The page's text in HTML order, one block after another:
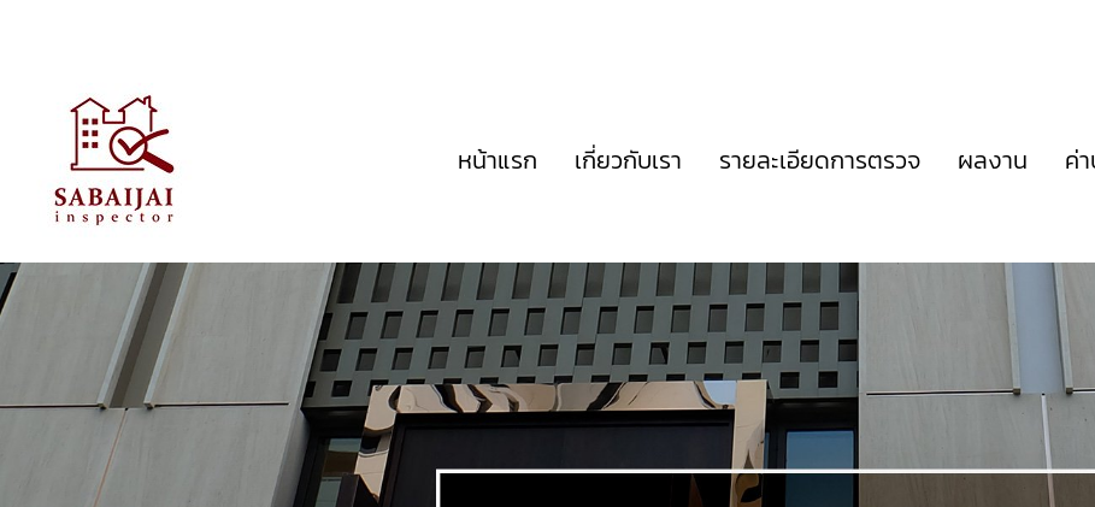
หน้าแรก เกี่ยวกับเรา รายละเอียดการตรวจ ผลงาน ค่